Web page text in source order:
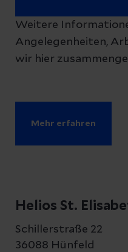
Weitere
Angelegenheiten,
wir hier
Mehr erfahren
Helios St.
Schillerstraße 22
36088 Hünfeld